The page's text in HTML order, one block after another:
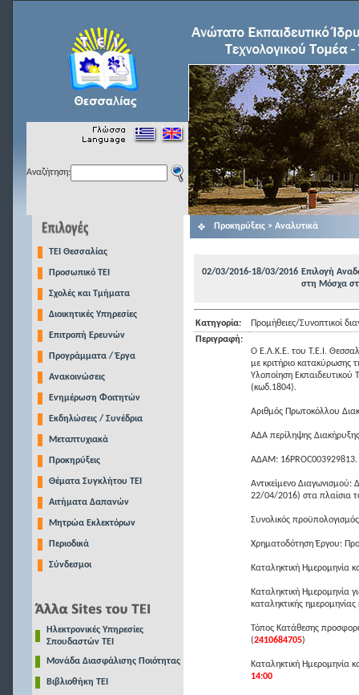
Αναζήτηση:
TEI Θεσσαλίας
Προσωπικό ΤΕΙ
Σχολές και Τμήματα
Διοικητικές Υπηρεσίες
Επιτροπή Ερευνών
Προγράμματα / Έργα
Ανακοινώσεις
Ενημέρωση Φοιτητών
Εκδηλώσεις / Συνέδρια
Μεταπτυχιακά
Προκηρύξεις
Θέματα Συγκλήτου ΤΕΙ
Αιτήματα Δαπανών
Μητρώα Εκλεκτόρων
Περιοδικά
Σύνδεσμοι
Ηλεκτρονικές Υπηρεσίες
Σπουδαστών ΤΕΙ
Μονάδα Διασφάλισης Ποιότητας
Βιβλιοθήκη ΤΕΙ
Προκηρύξεις > Αναλυτικά
02/03/2016-18/03/2016 Επιλογή
στη Μόσχα
Κατηγορία:
Προμήθειες/Συνοπτικοί
Περιγραφή:
Ο Ε.Λ.Κ.Ε. του Τ.Ε.Ι.
με κριτήριο κατακύρωσης
Υλοποίηση
(κωδ.1804).
Αριθμός Πρωτοκόλλου
ΑΔΑ περίληψης
ΑΔΑΜ: 16PROC003929813.
Αντικείμενο
22/04/2016) στα πλαίσια
Συνολικός
Χρηματοδότηση Έργου:
Καταληκτική
Καταληκτική Ημερομηνία
καταληκτικής
Τόπος Κατάθεσης
(2410684705)
Καταληκτική Ημερομηνία
14:00